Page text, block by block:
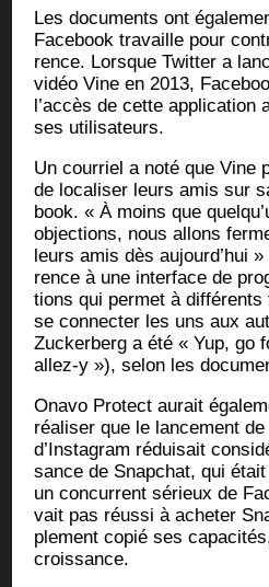
Les docu­ments ont
Face­book tra­vaille pour
rence. Lorsque Twit­ter a
vidéo Vine en 2013,
l’ac­cès de cette appli­ca­tion
ses utilisateurs.
Un cour­riel a noté que Vine
de loca­li­ser leurs amis sur
book. « À moins que
objec­tions, nous allons
leurs amis dès aujourd’­hui
rence à une inter­face de
tions qui per­met à
se connec­ter les uns aux
Zucker­berg a été « Yup, go
allez‑y »), selon les
Ona­vo Pro­tect aurait
réa­li­ser que le lan­ce­ment
d’Ins­ta­gram rédui­sait
sance de Snap­chat, qui
un concur­rent sérieux de
vait pas réus­si à ache­ter
ple­ment copié ses
croissance.